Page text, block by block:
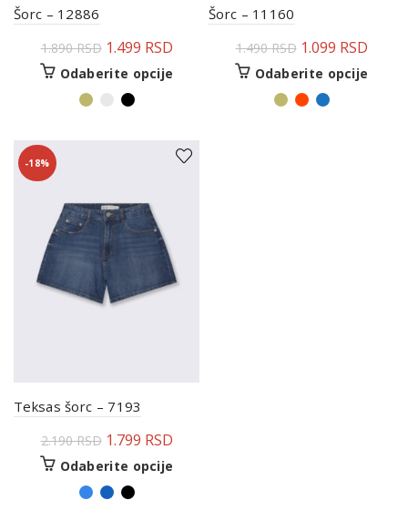
Šorc – 12886
1.890RSD 1.499 RSD
Odaberite opcije
Šorc – 11160
1.490RSD 1.099 RSD
Odaberite opcije
-18%
Teksas šorc – 7193
2.190RSD 1.799 RSD
Odaberite opcije